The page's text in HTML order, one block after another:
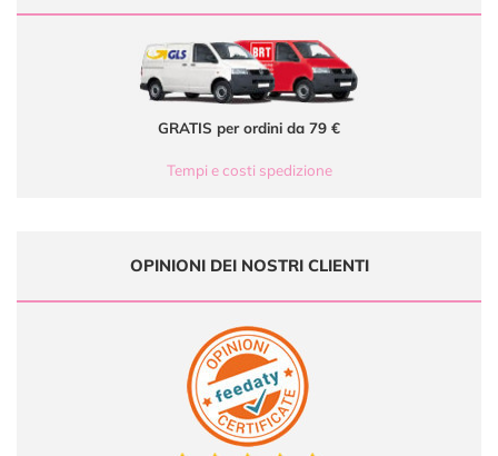
GRATIS per ordini da 79 €
Tempi e costi spedizione
OPINIONI DEI NOSTRI CLIENTI